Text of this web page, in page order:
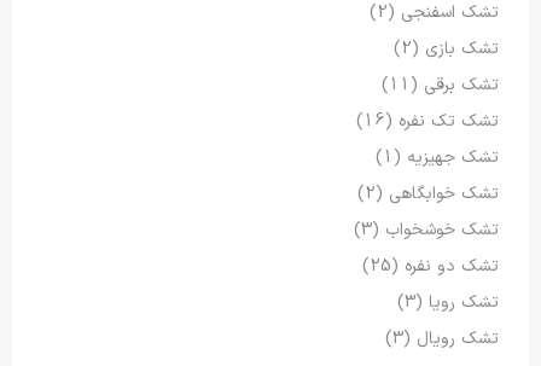
تشک اسفنجی (2)
تشک بازی (2)
تشک برقی (11)
تشک تک نفره (16)
تشک جهیزیه (1)
تشک خوابگاهی (2)
تشک خوشخواب (3)
تشک دو نفره (25)
تشک رویا (3)
تشک رویال (3)